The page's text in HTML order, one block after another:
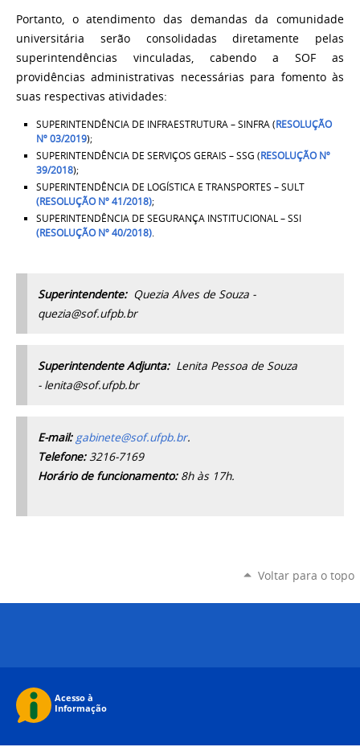
Portanto, o atendimento das demandas da comunidade
universitária serão consolidadas diretamente pelas
superintendências vinculadas, cabendo a SOF as
providências administrativas necessárias para fomento às
suas respectivas atividades:
SUPERINTENDÊNCIA DE INFRAESTRUTURA – SINFRA (RESOLUÇÃO
Nº 03/2019);
SUPERINTENDÊNCIA DE SERVIÇOS GERAIS – SSG (RESOLUÇÃO Nº
39/2018);
SUPERINTENDÊNCIA DE LOGÍSTICA E TRANSPORTES – SULT
(RESOLUÇÃO Nº 41/2018);
SUPERINTENDÊNCIA DE SEGURANÇA INSTITUCIONAL – SSI
(RESOLUÇÃO Nº 40/2018).
Superintendente: Quezia Alves de Souza -
quezia@sof.ufpb.br
Superintendente Adjunta: Lenita Pessoa de Souza
- lenita@sof.ufpb.br
E-mail: gabinete@sof.ufpb.br.
Telefone:3216-7169
Horário de funcionamento:8h às 17h.
Voltar para o topo